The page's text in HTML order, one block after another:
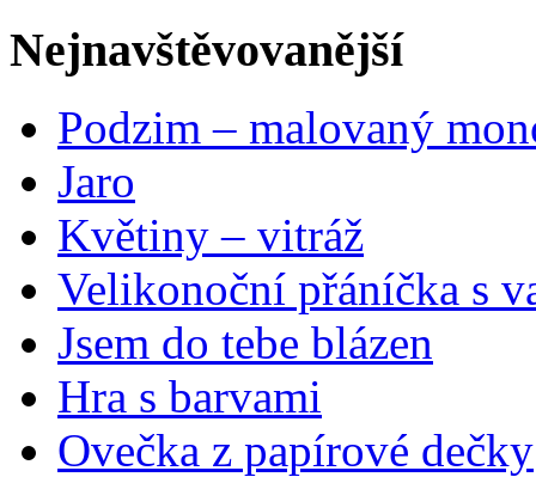
Nejnavštěvovanější
Podzim – malovaný
Jaro
Květiny – vitráž
Velikonoční přáníčka s
Jsem do tebe blázen
Hra s barvami
Ovečka z papírové dečky